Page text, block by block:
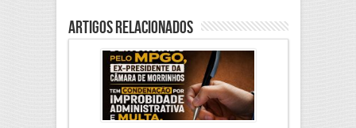
Artigos Relacionados